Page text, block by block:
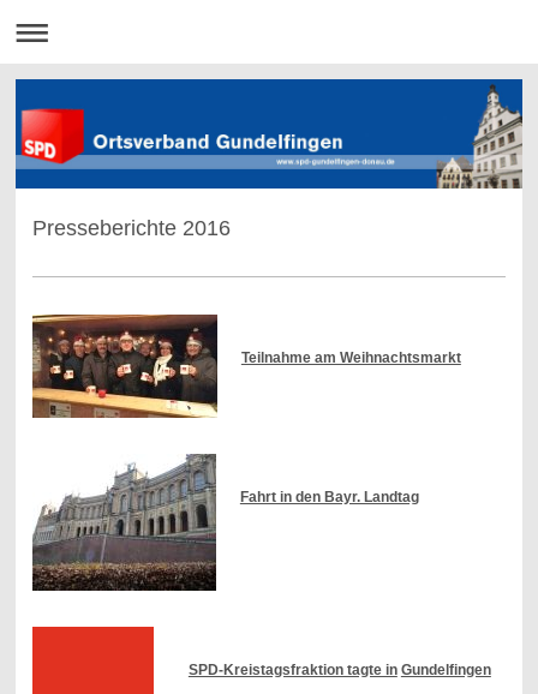
Presseberichte 2016
Teilnahme am Weihnachtsmarkt
Fahrt in den Bayr. Landtag
SPD-Kreistagsfraktion tagte in Gundelfingen